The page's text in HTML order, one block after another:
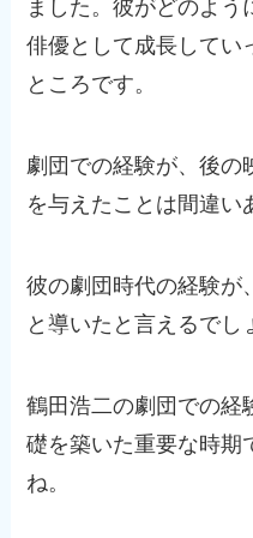
ました。彼がどのよう
俳優として成長してい
ところです。
劇団での経験が、後の
を与えたことは間違い
彼の劇団時代の経験が
と導いたと言えるでし
鶴田浩二の劇団での経
礎を築いた重要な時期
ね。